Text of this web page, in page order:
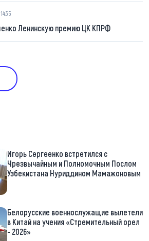
Ленинскую премию ЦК КПРФ
Игорь Сергеенко встретился с
Чрезвычайным и Полномочным Послом
Узбекистана Нуриддином Мамажоновым
Белорусские военнослужащие вылетели
в Китай на учения «Стремительный орел
- 2026»